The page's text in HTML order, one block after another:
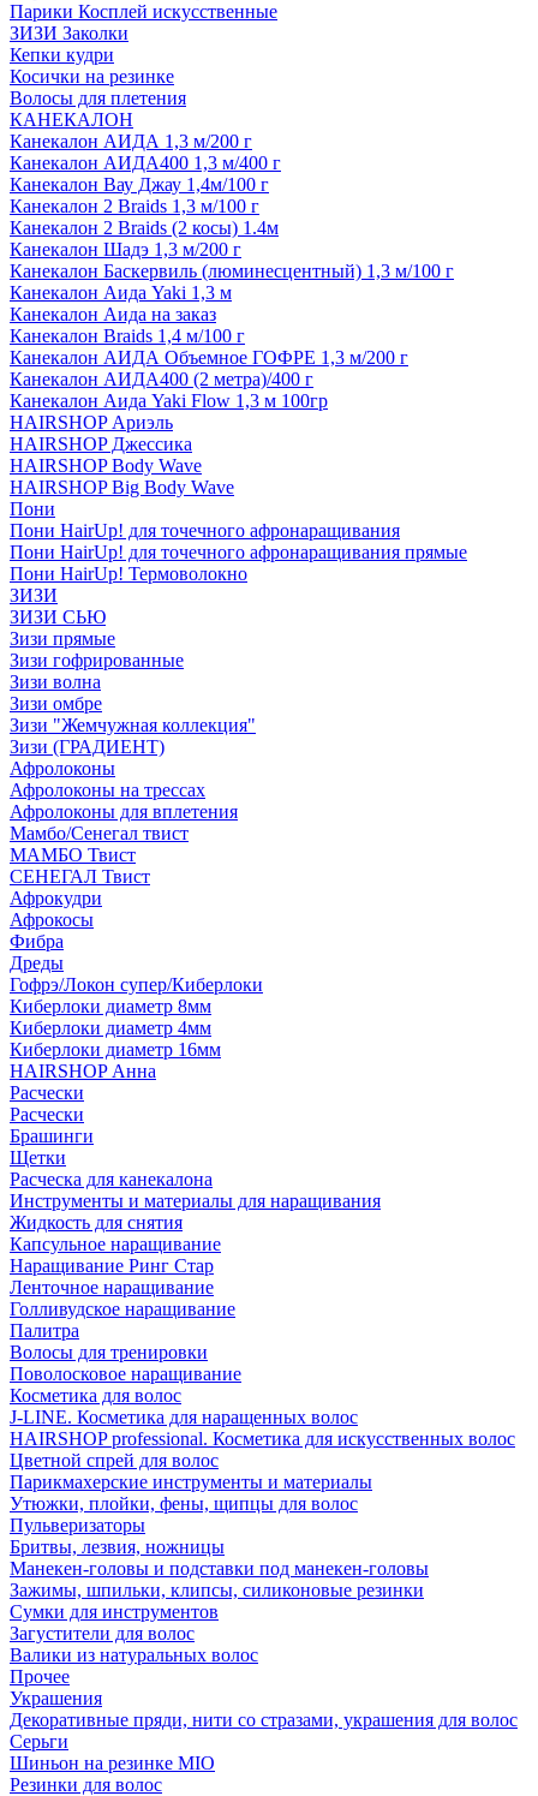
Парики Косплей искусственные
ЗИЗИ Заколки
Кепки кудри
Косички на резинке
Волосы для плетения
КАНЕКАЛОН
Канекалон АИДА 1,3 м/200 г
Канекалон АИДА400 1,3 м/400 г
Канекалон Вау Джау 1,4м/100 г
Канекалон 2 Braids 1,3 м/100 г
Канекалон 2 Braids (2 косы) 1.4м
Канекалон Шадэ 1,3 м/200 г
Канекалон Баскервиль (люминесцентный) 1,3 м/100 г
Канекалон Аида Yaki 1,3 м
Канекалон Аида на заказ
Канекалон Braids 1,4 м/100 г
Канекалон АИДА Объемное ГОФРЕ 1,3 м/200 г
Канекалон АИДА400 (2 метра)/400 г
Канекалон Аида Yaki Flow 1,3 м 100гр
HAIRSHOP Ариэль
HAIRSHOP Джессика
HAIRSHOP Body Wave
HAIRSHOP Big Body Wave
Пони
Пони HairUp! для точечного афронаращивания
Пони HairUp! для точечного афронаращивания прямые
Пони HairUp! Термоволокно
ЗИЗИ
ЗИЗИ СЬЮ
Зизи прямые
Зизи гофрированные
Зизи волна
Зизи омбре
Зизи "Жемчужная коллекция"
Зизи (ГРАДИЕНТ)
Афролоконы
Афролоконы на трессах
Афролоконы для вплетения
Мамбо/Сенегал твист
МАМБО Твист
СЕНЕГАЛ Твист
Афрокудри
Афрокосы
Фибра
Дреды
Гофрэ/Локон супер/Киберлоки
Киберлоки диаметр 8мм
Киберлоки диаметр 4мм
Киберлоки диаметр 16мм
HAIRSHOP Анна
Расчески
Расчески
Брашинги
Щетки
Расческа для канекалона
Инструменты и материалы для наращивания
Жидкость для снятия
Капсульное наращивание
Наращивание Ринг Стар
Ленточное наращивание
Голливудское наращивание
Палитра
Волосы для тренировки
Поволосковое наращивание
Косметика для волос
J-LINE. Косметика для наращенных волос
HAIRSHOP professional. Косметика для искусственных волос
Цветной спрей для волос
Парикмахерские инструменты и материалы
Утюжки, плойки, фены, щипцы для волос
Пульверизаторы
Бритвы, лезвия, ножницы
Манекен-головы и подставки под манекен-головы
Зажимы, шпильки, клипсы, силиконовые резинки
Сумки для инструментов
Загустители для волос
Валики из натуральных волос
Прочее
Украшения
Декоративные пряди, нити со стразами, украшения для волос
Серьги
Шиньон на резинке MIO
Резинки для волос